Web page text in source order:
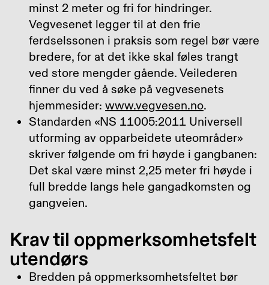
minst 2 meter og fri for hindringer.
Vegvesenet legger til at den frie
ferdselssonen i praksis som regel bør være
bredere, for at det ikke skal føles trangt
ved store mengder gående. Veilederen
finner du ved å søke på vegvesenets
hjemmesider: www.vegvesen.no.
Standarden «NS 11005:2011 Universell
utforming av opparbeidete uteområder»
skriver følgende om fri høyde i gangbanen:
Det skal være minst 2,25 meter fri høyde i
full bredde langs hele gangadkomsten og
gangveien.
Krav til oppmerksomhetsfelt
utendørs
Bredden på oppmerksomhetsfeltet bør